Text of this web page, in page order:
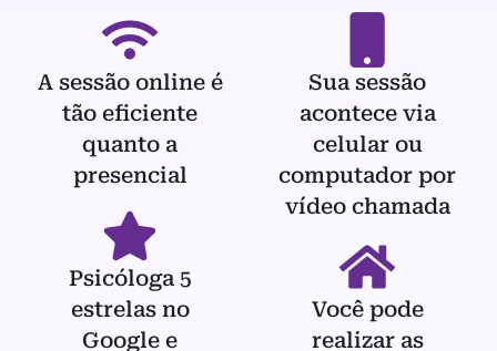
A sessão online é
tão eficiente
quanto a
presencial
Psicóloga 5
estrelas no
Google e
Sua sessão
acontece via
celular ou
computador por
vídeo chamada
Você pode
realizar as